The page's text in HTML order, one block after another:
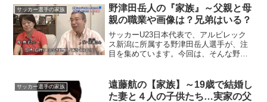
き）生年月日：1993年〈平成5年〉12月
22日身 長：17...
サッカー選手の家族
野津田岳人の『家族』～父親と母
親の職業や画像は？兄弟はいる？
サッカーU23日本代表で、アルビレック
ス新潟に所属する野津田岳人選手が、注
目を集めています。今回は、そんな野津
家・父親の職業は？野津田岳人選手のお
父さんの名前は、野津田正...
サッカー選手の家族
遠藤航の【家族】～19歳で結婚し
た妻と４人の子供たち…実家の父